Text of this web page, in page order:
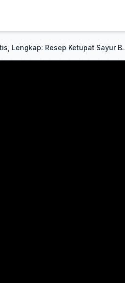
Praktis, Lengkap: